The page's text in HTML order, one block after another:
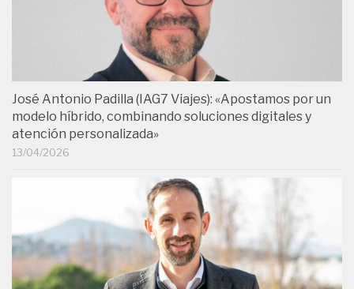
José Antonio Padilla (IAG7 Viajes): «Apostamos por un
modelo híbrido, combinando soluciones digitales y
atención personalizada»
13/04/2026